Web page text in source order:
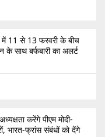
में 11 से 13 फरवरी के बीच
के साथ बर्फबारी का अलर्ट
करेंगे पीएम मोदी-
भारत-फ्रांस संबंधों को देंगे